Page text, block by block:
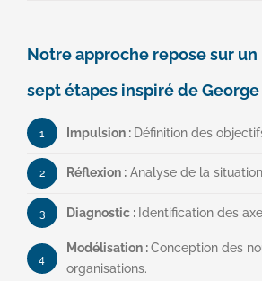
Notre approche repose sur
sept étapes inspiré de
1 Impulsion : Définition des
2 Réflexion :Analyse de la
3 Diagnostic : Identification des
4
Modélisation :Conception des
organisations.